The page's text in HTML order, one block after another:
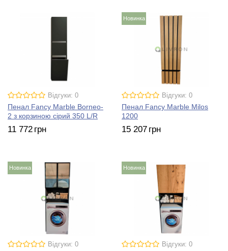
Відгуки: 0
Пенал Fancy Marble Borneo-
2 з корзиною сірий 350 L/R
11 772 грн
Новинка
Відгуки: 0
Пенал Fancy Marble Milos
1200
15 207 грн
Новинка
Відгуки: 0
Новинка
Відгуки: 0